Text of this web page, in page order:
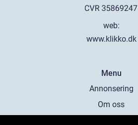
web:
www.klikko.dk
Menu
Annonsering
Om oss